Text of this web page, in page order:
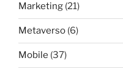
Marketing (21)
Metaverso (6)
Mobile (37)